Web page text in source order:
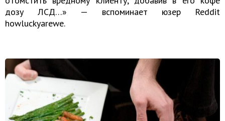
дозу ЛСД…» — вспоминает юзер Reddit
howluckyarewe.